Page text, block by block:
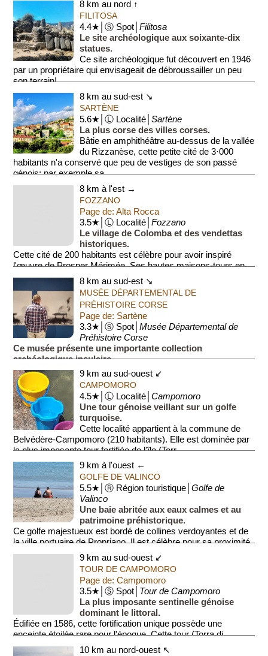
8 km au nord ↑
FILITOSA
4.4★│Ⓢ Spot│Filitosa
Le site archéologique aux soixante-dix
statues.
Ce site archéologique fut découvert en 1946
par un propriétaire qui envisageait de débroussailler un peu
son terrain!
Le site comporte 70 menh...
8 km au sud-est ↘
SARTÈNE
5.6★│Ⓛ Localité│Sartène
La plus corse des villes corses.
Bâtie en amphithéâtre au-dessus de la vallée
du Rizzanèse, cette petite cité de 3·000
habitants n'a conservé que peu de vestiges de son passé
génois; par exemple sa ...
8 km à l'est →
FOZZANO
Page de: Alta Rocca
3.5★│Ⓛ Localité│Fozzano
Le village de Colomba et des vendettas
historiques.
Cette cité de 200 habitants est célèbre pour avoir inspiré
l'œuvre de Prosper Mérimée. Ses hautes maisons-tours en
granit témoignent du passé tumu...
8 km au sud-est ↘
MUSÉE DÉPARTEMENTAL DE
PRÉHISTOIRE CORSE
Page de: Sartène
3.3★│Ⓢ Spot│Musée Départemental de
Préhistoire Corse
Ce musée présente une importante collection
archéologique insulaire.
La collection s'étend des premiers peuplements connus il y a
10·000 ans jusqu’à la fin de l’époque génoise au 15e siècle.
Le m...
9 km au sud-ouest ↙
CAMPOMORO
4.5★│Ⓛ Localité│Campomoro
Une tour génoise veillant sur un golfe
turquoise.
Cette localité appartient à la commune de
Belvédère-Campomoro (210 habitants). Elle est dominée par
la plus imposante tour fortifiée de l'île (Torr...
9 km à l'ouest ←
GOLFE DE VALINCO
5.5★│Ⓡ Région touristique│Golfe de
Valinco
Une baie abritée aux eaux calmes et au
patrimoine préhistorique.
Ce golfe majestueux est bordé de collines verdoyantes et de
la ville portuaire de Propriano. Il est célèbre pour sa proximité
avec ...
9 km au sud-ouest ↙
TOUR DE CAMPOMORO
Page de: Campomoro
3.5★│Ⓢ Spot│ Tour de Campomoro
La plus imposante sentinelle génoise
dominant le littoral.
Édifiée en 1586, cette fortification unique possède une
enceinte étoilée rare pour l'époque. Cette tour (Torra di
Campumoru) offre depuis ...10 km au nord-ouest ↖